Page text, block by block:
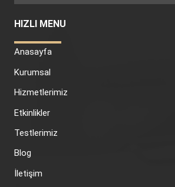
HIZLI MENU
Anasayfa
Kurumsal
Hizmetlerimiz
Etkinlikler
Testlerimiz
Blog
İletişim